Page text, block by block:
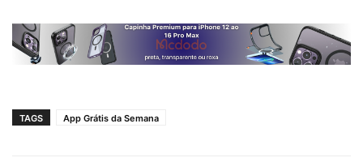
TAGS App Grátis da Semana